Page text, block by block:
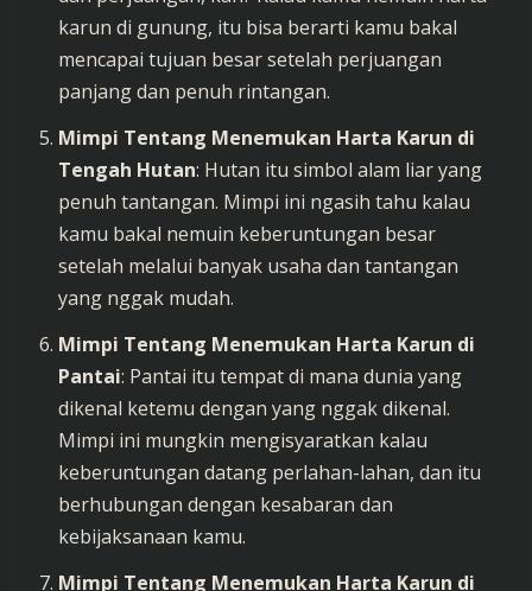
karun di gunung, itu bisa berarti kamu bakal
mencapai tujuan besar setelah perjuangan
panjang dan penuh rintangan.
Mimpi Tentang Menemukan Harta Karun di
Tengah Hutan: Hutan itu simbol alam liar yang
penuh tantangan. Mimpi ini ngasih tahu kalau
kamu bakal nemuin keberuntungan besar
setelah melalui banyak usaha dan tantangan
yang nggak mudah.
Mimpi Tentang Menemukan Harta Karun di
Pantai: Pantai itu tempat di mana dunia yang
dikenal ketemu dengan yang nggak dikenal.
Mimpi ini mungkin mengisyaratkan kalau
keberuntungan datang perlahan-lahan, dan itu
berhubungan dengan kesabaran dan
kebijaksanaan kamu.
Mimpi Tentang Menemukan Harta Karun di